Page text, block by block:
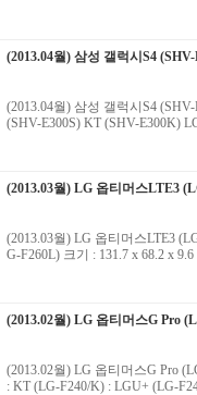
(2013.04월) 삼성 갤럭시S4
(2013.04월) 삼성 갤럭시S4
(SHV-E300S) KT (SHV-E300K)
(2013.03월) LG 옵티머스LTE3
(2013.03월) LG 옵티머스LTE3
G-F260L) 크기 : 131.7 x 68.2 x
(2013.02월) LG 옵티머스G Pro
(2013.02월) LG 옵티머스G Pro
: KT (LG-F240/K) : LGU+ (LG-